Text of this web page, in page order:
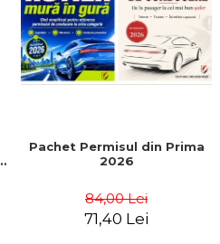
Pachet Permisul din Prima
2026
84,00 Lei
71,40 Lei